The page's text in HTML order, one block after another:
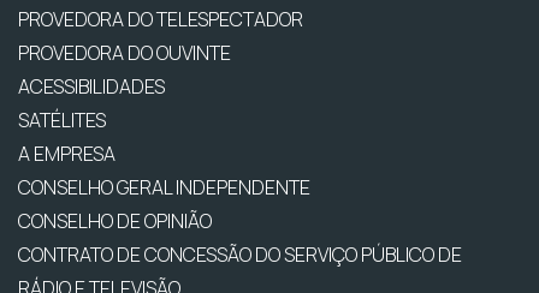
PROVEDORA DO TELESPECTADOR
PROVEDORA DO OUVINTE
ACESSIBILIDADES
SATÉLITES
A EMPRESA
CONSELHO GERAL INDEPENDENTE
CONSELHO DE OPINIÃO
CONTRATO DE CONCESSÃO DO SERVIÇO PÚBLICO DE